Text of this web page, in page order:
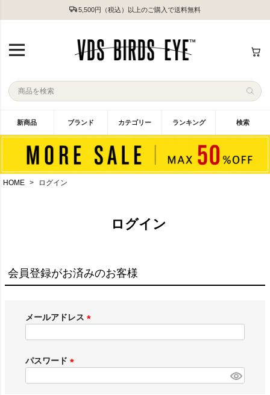
5,500円（税込）以上のご購入で送料無料
新商品 ブランド カテゴリー ランキング 検索
HOME ログイン
ログイン
会員登録がお済みのお客様
メールアドレス
)
パスワード